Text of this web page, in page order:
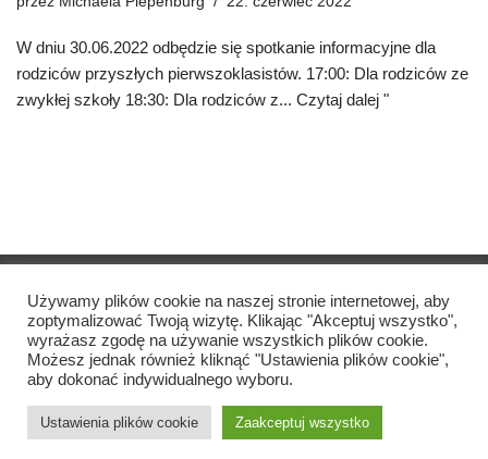
W dniu 30.06.2022 odbędzie się spotkanie informacyjne dla
rodziców przyszłych pierwszoklasistów. 17:00: Dla rodziców ze
zwykłej szkoły 18:30: Dla rodziców z... Czytaj dalej "
2021
Nadruk
Skontaktuj się z nami
Używamy plików cookie na naszej stronie internetowej, aby
zoptymalizować Twoją wizytę. Klikając "Akceptuj wszystko",
wyrażasz zgodę na używanie wszystkich plików cookie.
Możesz jednak również kliknąć "Ustawienia plików cookie",
aby dokonać indywidualnego wyboru.
Ustawienia plików cookie Zaakceptuj wszystko